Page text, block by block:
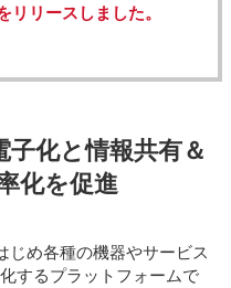
リリースしました。
化と情報共有＆
化を促進
じめ各種の機器やサービス
するプラットフォームで